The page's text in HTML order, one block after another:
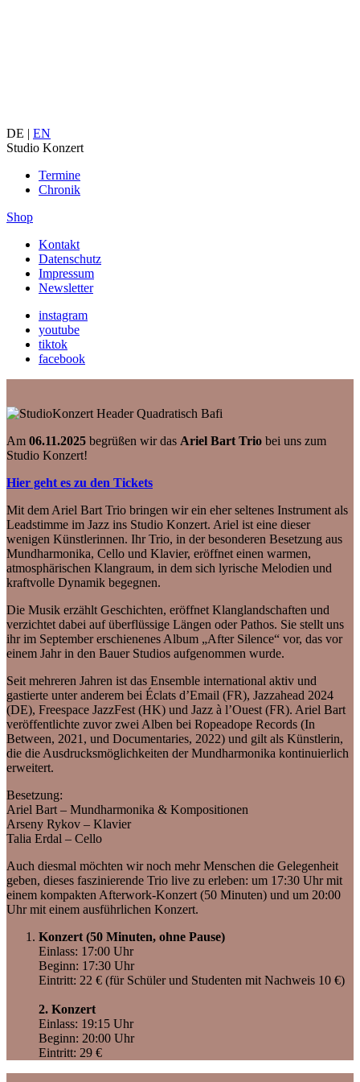
DE | EN
Studio Konzert
Termine
Chronik
Shop
Kontakt
Datenschutz
Impressum
Newsletter
instagram
youtube
tiktok
facebook
Am 06.11.2025 begrüßen wir das Ariel Bart Trio bei uns zum
Studio Konzert!
Hier geht es zu den Tickets
Mit dem Ariel Bart Trio bringen wir ein eher seltenes Instrument als
Leadstimme im Jazz ins Studio Konzert. Ariel ist eine dieser
wenigen Künstlerinnen. Ihr Trio, in der besonderen Besetzung aus
Mundharmonika, Cello und Klavier, eröffnet einen warmen,
atmosphärischen Klangraum, in dem sich lyrische Melodien und
kraftvolle Dynamik begegnen.
Die Musik erzählt Geschichten, eröffnet Klanglandschaften und
verzichtet dabei auf überflüssige Längen oder Pathos. Sie stellt uns
ihr im September erschienenes Album „After Silence“ vor, das vor
einem Jahr in den Bauer Studios aufgenommen wurde.
Seit mehreren Jahren ist das Ensemble international aktiv und
gastierte unter anderem bei Éclats d’Email (FR), Jazzahead 2024
(DE), Freespace JazzFest (HK) und Jazz à l’Ouest (FR). Ariel Bart
veröffentlichte zuvor zwei Alben bei Ropeadope Records (In
Between, 2021, und Documentaries, 2022) und gilt als Künstlerin,
die die Ausdrucksmöglichkeiten der Mundharmonika kontinuierlich
erweitert.
Besetzung:
Ariel Bart – Mundharmonika & Kompositionen
Arseny Rykov – Klavier
Talia Erdal – Cello
Auch diesmal möchten wir noch mehr Menschen die Gelegenheit
geben, dieses faszinierende Trio live zu erleben: um 17:30 Uhr mit
einem kompakten Afterwork-Konzert (50 Minuten) und um 20:00
Uhr mit einem ausführlichen Konzert.
Konzert (50 Minuten, ohne Pause)
Einlass: 17:00 Uhr
Beginn: 17:30 Uhr
Eintritt: 22 € (für Schüler und Studenten mit Nachweis 10 €)
2. Konzert
Einlass: 19:15 Uhr
Beginn: 20:00 Uhr
Eintritt: 29 €